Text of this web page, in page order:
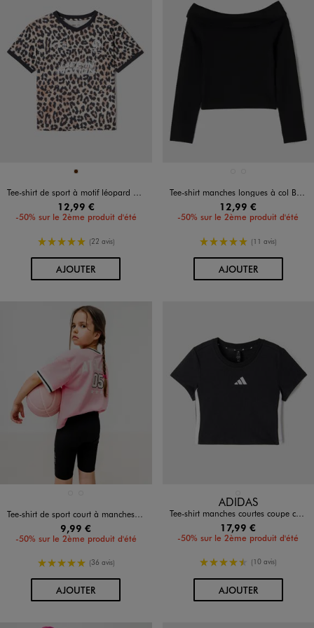
Disponible en 1 coloris
MARRON
Tee-shirt de sport à motif léopard fille
12,99 €
-50% sur le 2ème produit d'été
5/5 de moyenne
(22 avis)
AJOUTERAU PANIER
Tee-shirt manches longues à col Bardot fille
12,99 €
-50% sur le 2ème produit d'été
5/5 de moyenne
(11 avis)
AJOUTERAU PANIER
Tee-shirt de sport court à manches courtes fille
9,99 €
-50% sur le 2ème produit d'été
5/5 de moyenne
(36 avis)
AJOUTERAU PANIER
Disponible en 1 coloris
ADIDAS
Tee-shirt manches courtes coupe courte fille - Adidas
17,99 €
-50% sur le 2ème produit d'été
4.5/5 de moyenne
(10 avis)
AJOUTERAU PANIER